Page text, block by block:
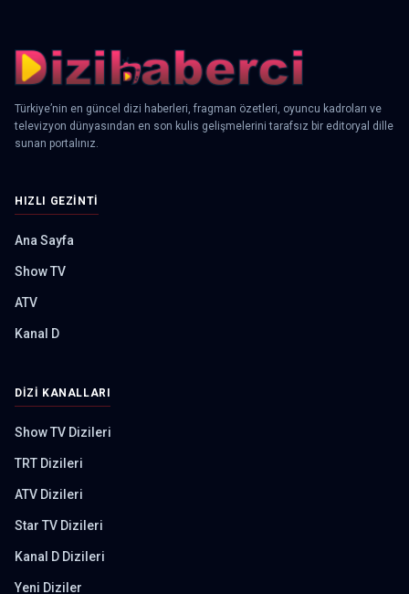
Türkiye’nin en güncel dizi haberleri, fragman özetleri, oyuncu kadroları ve
televizyon dünyasından en son kulis gelişmelerini tarafsız bir editoryal dille
sunan portalınız.
HIZLI GEZINTI
Ana Sayfa
Show TV
ATV
Kanal D
DIZI KANALLARI
Show TV Dizileri
TRT Dizileri
ATV Dizileri
Star TV Dizileri
Kanal D Dizileri
Yeni Diziler